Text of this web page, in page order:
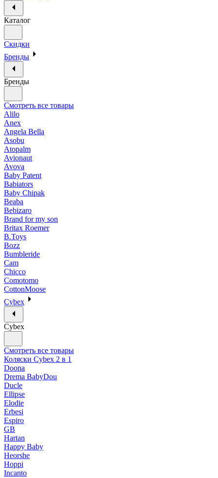
Каталог
Скидки
Бренды
Бренды
Смотреть все товары
Alilo
Anex
Angela Bella
Asobu
Atopalm
Avionaut
Avova
Baby Patent
Babiators
Baby Chipak
Beaba
Bebizaro
Brand for my son
Britax Roemer
B.Toys
Bozz
Bumbleride
Cam
Chicco
Comotomo
CottonMoose
Cybex
Cybex
Смотреть все товары
Коляски Cybex 2 в 1
Doona
Drema BabyDou
Ducle
Ellipse
Elodie
Erbesi
Espiro
GB
Hartan
Happy Baby
Heorshe
Hoppi
Incanto